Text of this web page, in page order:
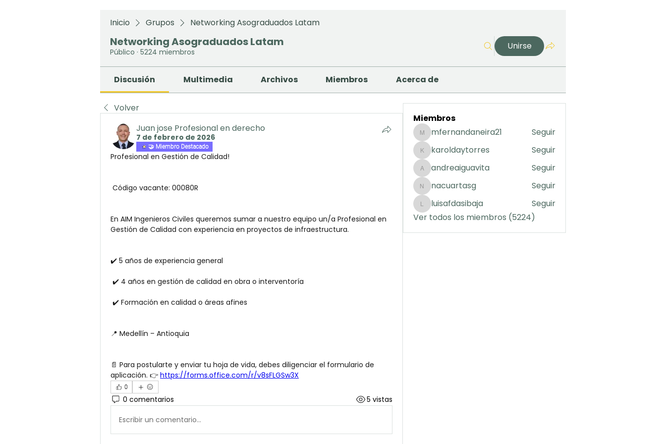
Inicio Grupos Networking Asograduados Latam
Networking Asograduados Latam
Público · 5224 miembros
Unirse
Discusión Multimedia Archivos Miembros Acerca de
Volver
Juan jose Profesional en derecho
7 de febrero de 2026
🤝 Miembro Destacado
Profesional en Gestión de Calidad!
Código vacante: 00080R
En AIM Ingenieros Civiles queremos sumar a nuestro equipo un/a Profesional en
Gestión de Calidad con experiencia en proyectos de infraestructura.
✔️ 5 años de experiencia general
✔️ 4 años en gestión de calidad en obra o interventoría
✔️ Formación en calidad o áreas afines
📍 Medellín – Antioquia
📄 Para postularte y enviar tu hoja de vida, debes diligenciar el formulario de
aplicación. 👉 https://forms.office.com/r/v8sFLGSw3X
0
0 comentarios 5 vistas
Escribir un comentario...
Miembros
mfernandaneira21
mfernandaneira21 Seguir
karoldaytorres
karoldaytorres Seguir
andreaiguavita
andreaiguavita Seguir
nacuartasg
nacuartasg Seguir
luisafdasibaja
luisafdasibaja
Seguir
Ver todos los miembros (5224)